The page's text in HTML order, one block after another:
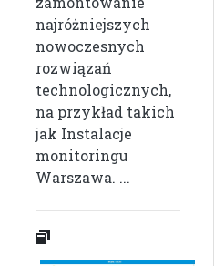
najróżniejszych
nowoczesnych
rozwiązań
technologicznych,
na przykład takich
jak Instalacje
monitoringu
Warszawa. ...